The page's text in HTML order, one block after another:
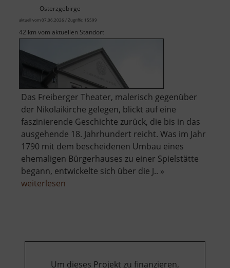
Osterzgebirge
aktuell vom 07.06.2026 / Zugriffe: 15599
42 km vom aktuellen Standort
Das Freiberger Theater, malerisch gegenüber
der Nikolaikirche gelegen, blickt auf eine
faszinierende Geschichte zurück, die bis in das
ausgehende 18. Jahrhundert reicht. Was im Jahr
1790 mit dem bescheidenen Umbau eines
ehemaligen Bürgerhauses zu einer Spielstätte
begann, entwickelte sich über die J.. »
weiterlesen
Um dieses Projekt zu finanzieren,